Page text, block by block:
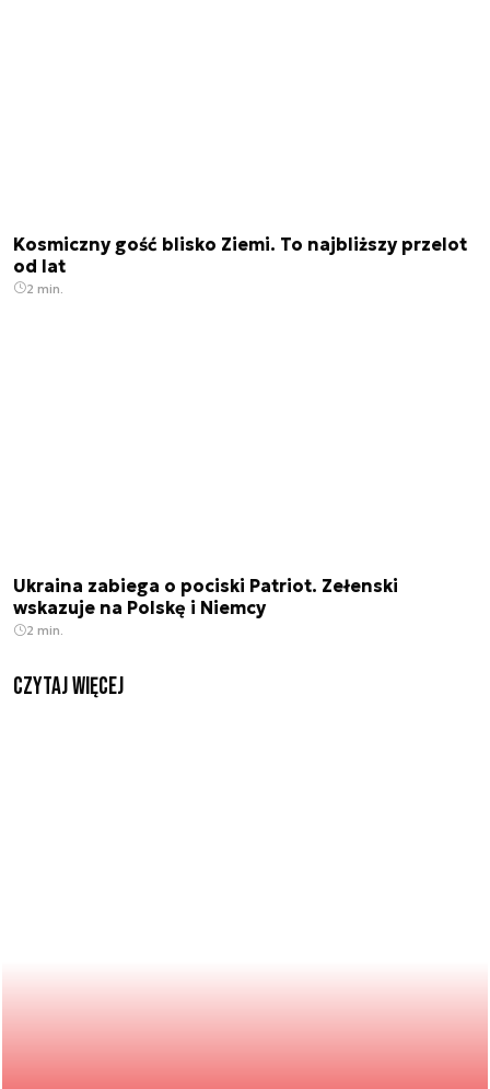
Kosmiczny gość blisko Ziemi. To najbliższy przelot
od lat
2 min.
Ukraina zabiega o pociski Patriot. Zełenski
wskazuje na Polskę i Niemcy
2 min.
czytaj więcej